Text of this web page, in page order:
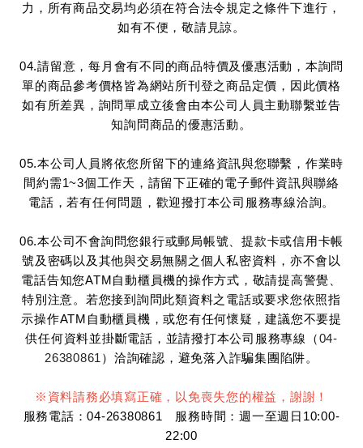
力，所有商品交易均必須在符合法令規定之條件下進行，
如有不便，敬請見諒。
04.請留意，每月會有不同的商品特價及優惠活動，本詢問
單的商品參考價格皆為網站所刊登之商品定價，因此價格
如有所差異，詢問單成立後會由本公司人員主動聯繫並告
知詢問商品的優惠活動。
05.本公司人員將依您所留下的連絡資訊與您聯繫，作業時
間約需1~3個工作天，請留下正確的電子郵件資訊與聯絡
電話，若有任何問題，歡迎撥打本公司服務專線洽詢。
06.本公司不會詢問您銀行或郵局帳號、提款卡或信用卡帳
號及密碼以及其他與交易無關之個人私密資料，亦不會以
電話告知您ATM自動櫃員機的操作方式，敬請提高警覺、
特別注意。若您接到詢問此類資料之電話或要求您依照指
示操作ATM自動櫃員機，或您有任何懷疑，建議您不要提
供任何資料並掛斷電話，並請撥打本公司服務專線（04-
26380861 ）洽詢確認，避免落入詐騙集團陷阱。
※資料請務必填寫正確，以免喪失您的權益，謝謝！
服務電話：04-26380861 服務時間：週一至週日10:00-
22:00